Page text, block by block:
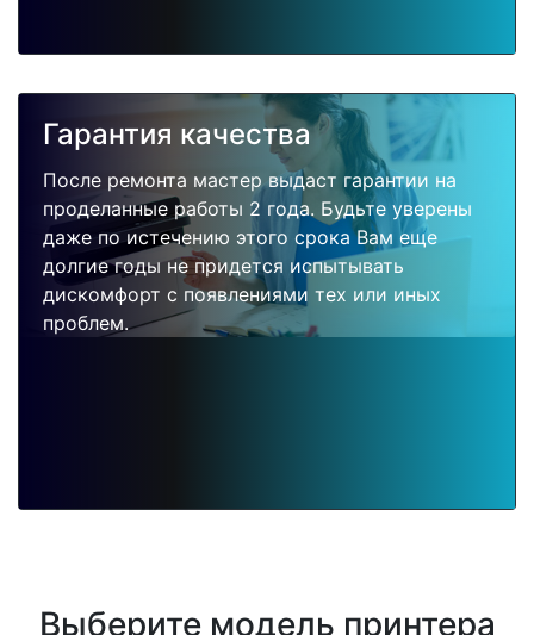
Гарантия качества
После ремонта мастер выдаст гарантии на
проделанные работы 2 года. Будьте уверены
даже по истечению этого срока Вам еще
долгие годы не придется испытывать
дискомфорт с появлениями тех или иных
проблем.
Выберите модель принтера